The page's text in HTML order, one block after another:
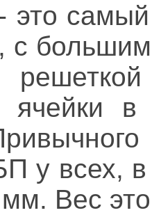
это
с
ячейки
у всех,
Вес